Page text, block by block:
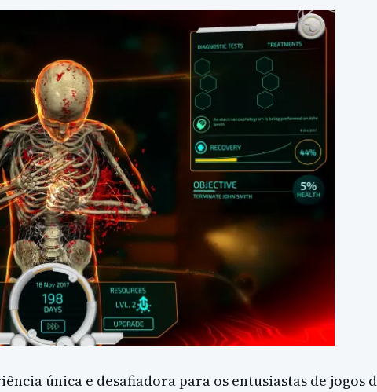
única e desafiadora para os entusiastas de jogos